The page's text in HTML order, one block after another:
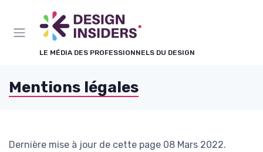
LE MÉDIA DES PROFESSIONNELS DU DESIGN
Mentions légales
Dernière mise à jour de cette page 08 Mars 2022.